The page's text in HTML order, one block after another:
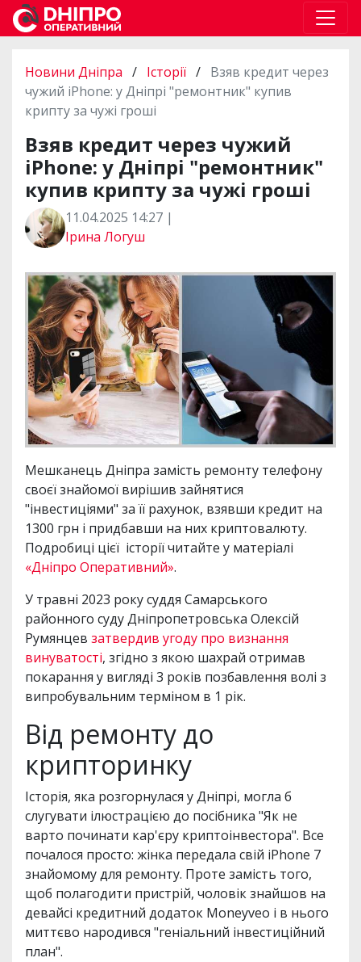
Новини Дніпра / Історії / Взяв кредит через
чужий iPhone: у Дніпрі "ремонтник" купив
крипту за чужі гроші
Взяв кредит через чужий
iPhone: у Дніпрі "ремонтник"
купив крипту за чужі гроші
11.04.2025 14:27 |
Ірина Логуш
Мешканець Дніпра замість ремонту телефону
своєї знайомої вирішив зайнятися
"інвестиціями" за її рахунок, взявши кредит на
1300 грн і придбавши на них криптовалюту.
Подробиці цієї історії читайте у матеріалі
«Дніпро Оперативний».
У травні 2023 року суддя Самарського
районного суду Дніпропетровська Олексій
Румянцев затвердив угоду про визнання
винуватості, згідно з якою шахрай отримав
покарання у вигляді 3 років позбавлення волі з
випробувальним терміном в 1 рік.
Від ремонту до
крипторинку
Історія, яка розгорнулася у Дніпрі, могла б
слугувати ілюстрацією до посібника "Як не
варто починати кар'єру криптоінвестора". Все
почалося просто: жінка передала свій iPhone 7
знайомому для ремонту. Проте замість того,
щоб полагодити пристрій, чоловік знайшов на
девайсі кредитний додаток Moneyveo і в нього
миттєво народився "геніальний інвестиційний
план".